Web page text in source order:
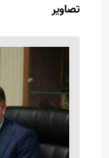
تصاویر